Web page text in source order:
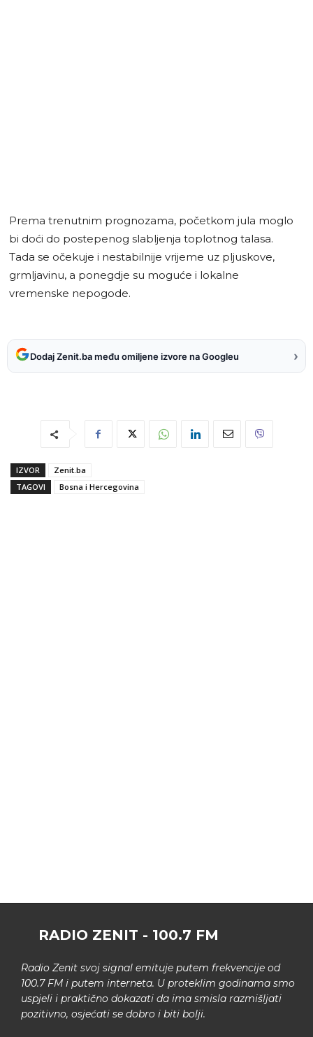
Prema trenutnim prognozama, početkom jula moglo
bi doći do postepenog slabljenja toplotnog talasa.
Tada se očekuje i nestabilnije vrijeme uz pljuskove,
grmljavinu, a ponegdje su moguće i lokalne
vremenske nepogode.
Dodaj Zenit.ba među omiljene izvore na Googleu ›
IZVOR
Zenit.ba
TAGOVI
Bosna i Hercegovina
RADIO ZENIT - 100.7 FM
Radio Zenit svoj signal emituje putem frekvencije od
100.7 FM i putem interneta. U proteklim godinama smo
uspjeli i praktično dokazati da ima smisla razmišljati
pozitivno, osjećati se dobro i biti bolji.